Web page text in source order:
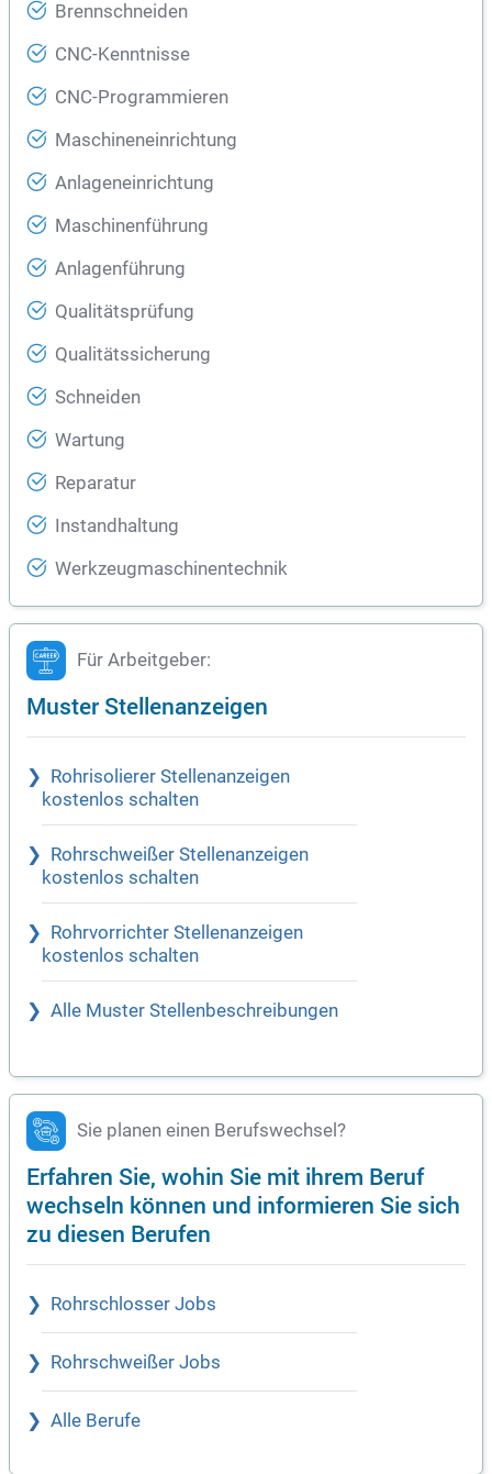
Brennschneiden
CNC-Kenntnisse
CNC-Programmieren
Maschineneinrichtung
Anlageneinrichtung
Maschinenführung
Anlagenführung
Qualitätsprüfung
Qualitätssicherung
Schneiden
Wartung
Reparatur
Instandhaltung
Werkzeugmaschinentechnik
Für Arbeitgeber:
Muster Stellenanzeigen
Rohrisolierer Stellenanzeigen
kostenlos schalten
Rohrschweißer Stellenanzeigen
kostenlos schalten
Rohrvorrichter Stellenanzeigen
kostenlos schalten
Alle Muster Stellenbeschreibungen
Sie planen einen Berufswechsel?
Erfahren Sie, wohin Sie mit ihrem Beruf
wechseln können und informieren Sie sich
zu diesen Berufen
Rohrschlosser Jobs
Rohrschweißer Jobs
Alle Berufe